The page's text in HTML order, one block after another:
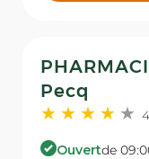
Pecq
Ouvertde